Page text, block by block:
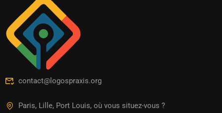
contact@logospraxis.org
Paris, Lille, Port Louis, où vous situez-vous ?